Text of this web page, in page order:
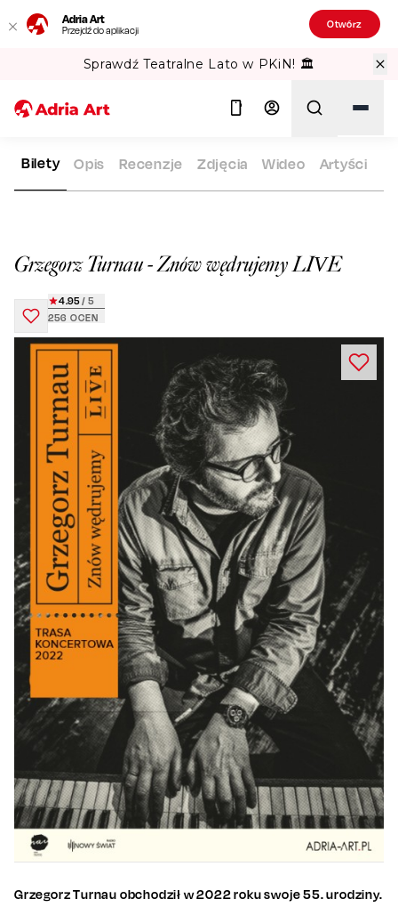
Adria Art
Przejdź do aplikacji Otwórz
Sprawdź Teatralne Lato w PKiN! 🏛️
ADRIA ART REPERTUAR GRZEGORZ TURNAU - ZNÓW
Grzegorz Turnau - Znów wędrujemy LIVE
256 OCEN
4.95/ 5
Bilety Opis Recenzje Zdjęcia Wideo Artyści
Grzegorz Turnau obchodził w 2022 roku swoje 55. urodziny.